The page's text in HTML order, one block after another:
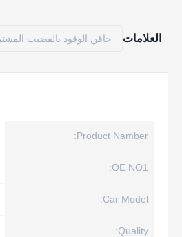
العلامات حاقن الوقود بالقضيب
Product Namber:
OE NO1:
Car Model:
Quality: